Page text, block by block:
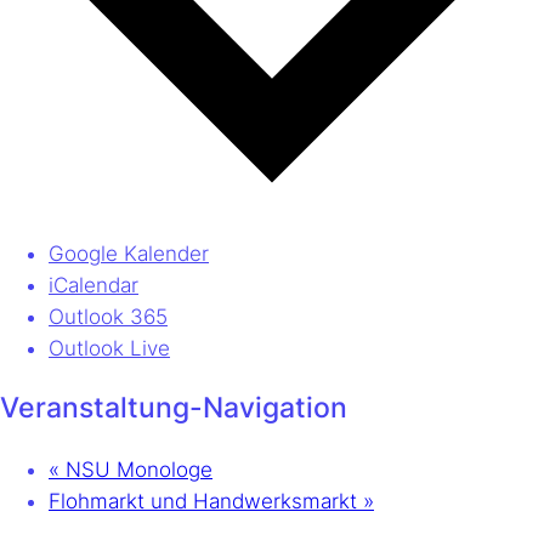
Google Kalender
iCalendar
Outlook 365
Outlook Live
Veranstaltung-Navigation
« NSU Monologe
Flohmarkt und Handwerksmarkt »